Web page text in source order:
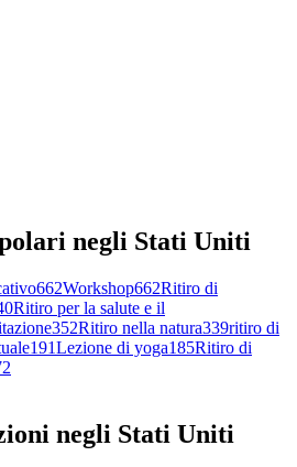
negli Stati Uniti
662Workshop662Ritiro di
Ritiro per la salute e il
352Ritiro nella natura339ritiro di
191Lezione di yoga185Ritiro di
negli Stati Uniti